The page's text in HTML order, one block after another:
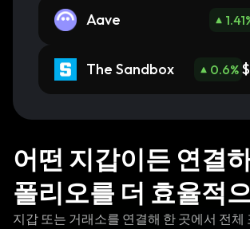
Aave 1.41
The Sandbox 0.6%
어떤 지갑이든 연결
폴리오를 더 효율적
지갑 또는 거래소를 연결해 한 곳에서 전체